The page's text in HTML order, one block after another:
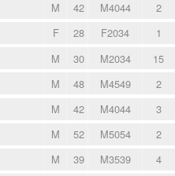
M 42 M4044 2
F 28 F2034 1
M 30 M2034 15
M 48 M4549 2
M 42 M4044 3
M 52 M5054 2
M 39 M3539 4